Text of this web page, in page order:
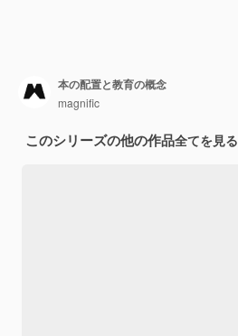
本の配置と教育の概念
magnific
このシリーズの他の作品全てを見る